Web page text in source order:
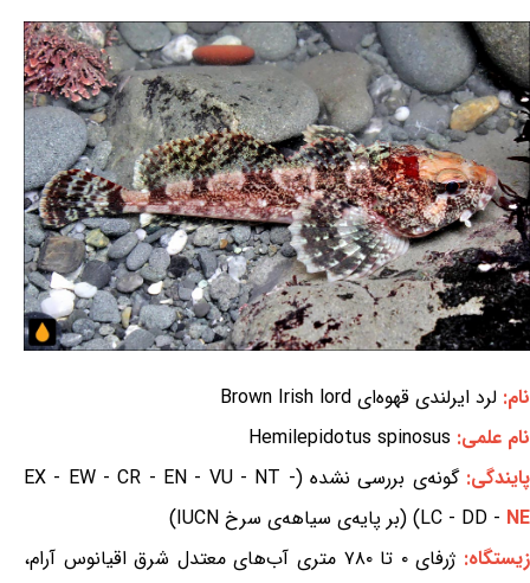
نام: لرد ایرلندی قهوه‌ای Brown Irish lord
نام علمی: Hemilepidotus spinosus
پایندگی:
گونه‌ی بررسی نشده (EX - EW - CR - EN - VU - NT -
LC - DD - NE
) (بر پایه‌ی سیاهه‌ی سرخ IUCN)
زیستگاه:
ژرفای ۰ تا ۷۸۰ متری آب‌های معتدل شرق اقیانوس آرام،